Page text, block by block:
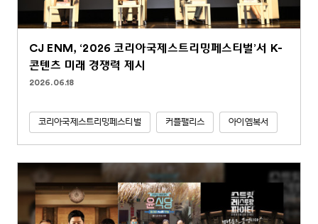
CJ ENM, ‘2026 코리아국제스트리밍페스티벌’서 K-
콘텐츠 미래 경쟁력 제시
2026.06.18
코리아국제스트리밍페스티벌 커플팰리스 아이엠복서